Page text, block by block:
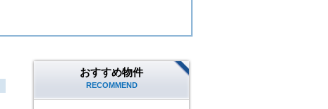
おすすめ物件
RECOMMEND